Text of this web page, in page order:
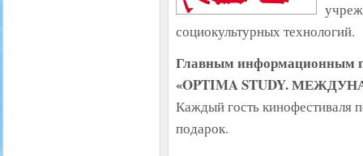
социокультурных технологий.
Главным информационным
«OPTIMA STUDY.
Каждый гость кинофестиваля
подарок.